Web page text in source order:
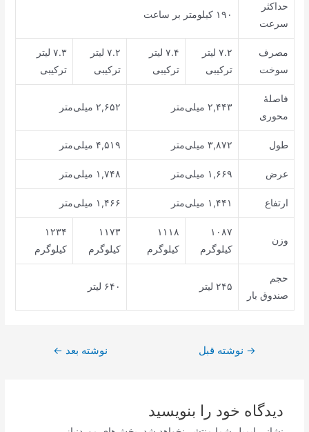
حداکثر
سرعت
۱۹۰ کیلومتر بر ساعت
مصرف
سوخت
۷.۲ لیتر
ترکیبی
۷.۴ لیتر
ترکیبی
۷.۲ لیتر
ترکیبی
۷.۳ لیتر
ترکیبی
فاصلهٔ
محوری
۲,۴۴۳ میلی‌متر ۲,۶۵۲ میلی‌متر
طول ۳,۸۷۲ میلی‌متر ۴,۵۱۹ میلی‌متر
عرض ۱,۶۶۹ میلی‌متر ۱,۷۴۸ میلی‌متر
ارتفاع ۱,۴۴۱ میلی‌متر ۱,۴۶۶ میلی‌متر
وزن
۱۰۸۷
کیلوگرم
۱۱۱۸
کیلوگرم
۱۱۷۳
کیلوگرم
۱۲۳۴
کیلوگرم
حجم
صندوق بار
۲۴۵ لیتر ۶۴۰ لیتر
راهبری→ نوشته قبل نوشته بعد ←
دیدگاه‌ خود را بنویسید